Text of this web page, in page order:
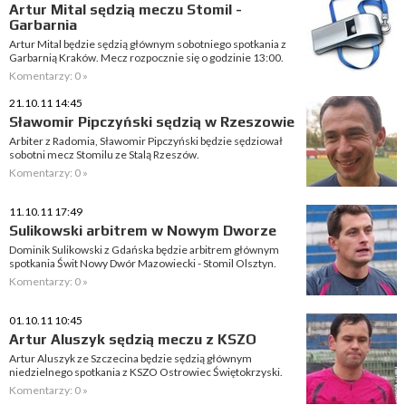
Artur Mital sędzią meczu Stomil -
Garbarnia
Artur Mital będzie sędzią głównym sobotniego spotkania z
Garbarnią Kraków. Mecz rozpocznie się o godzinie 13:00.
Komentarzy: 0 »
21.10.11 14:45
Sławomir Pipczyński sędzią w Rzeszowie
Arbiter z Radomia, Sławomir Pipczyński będzie sędziował
sobotni mecz Stomilu ze Stalą Rzeszów.
Komentarzy: 0 »
11.10.11 17:49
Sulikowski arbitrem w Nowym Dworze
Dominik Sulikowski z Gdańska będzie arbitrem głównym
spotkania Świt Nowy Dwór Mazowiecki - Stomil Olsztyn.
Komentarzy: 0 »
01.10.11 10:45
Artur Aluszyk sędzią meczu z KSZO
Artur Aluszyk ze Szczecina będzie sędzią głównym
niedzielnego spotkania z KSZO Ostrowiec Świętokrzyski.
Komentarzy: 0 »